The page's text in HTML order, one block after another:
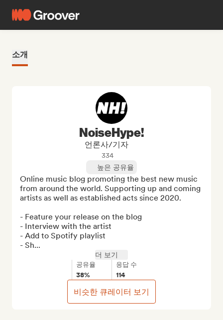
소개
NoiseHype!
언론사/기자
334
높은 공유율
Online music blog promoting the best new music
from around the world. Supporting up and coming
artists as well as established acts since 2020.
- Feature your release on the blog
- Interview with the artist
- Add to Spotify playlist
- Sh...
더 보기
공유율
38%
응답 수
114
비슷한 큐레이터 보기